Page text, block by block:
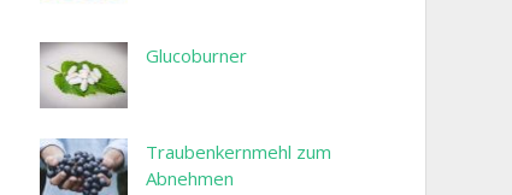
Glucoburner
Traubenkernmehl zum
Abnehmen